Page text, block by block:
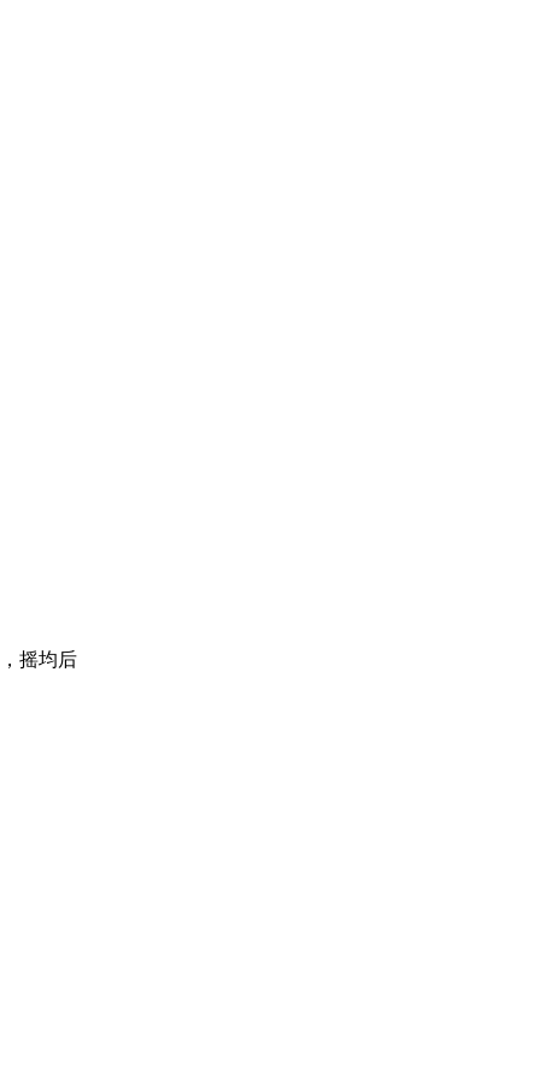
摇均后